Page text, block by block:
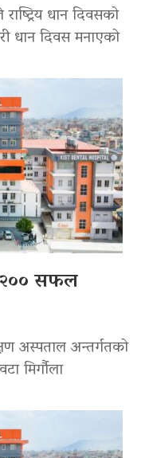
धान दिवसको
धान दिवस मनाएको
२०० सफल
अस्पताल अन्तर्गतको
मिर्गौला